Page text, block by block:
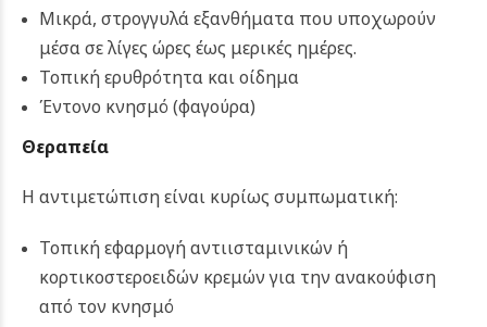
Μικρά, στρογγυλά εξανθήματα που υποχωρούν
μέσα σε λίγες ώρες έως μερικές ημέρες.
Τοπική ερυθρότητα και οίδημα
Έντονο κνησμό (φαγούρα)
Θεραπεία
Η αντιμετώπιση είναι κυρίως συμπωματική:
Τοπική εφαρμογή αντιισταμινικών ή
κορτικοστεροειδών κρεμών για την ανακούφιση
από τον κνησμό